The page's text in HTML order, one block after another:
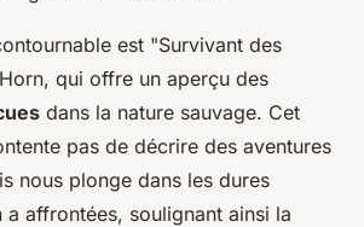
est "Survivant des
qui offre un aperçu des
dans la nature sauvage. Cet
pas de décrire des aventures
nous plonge dans les dures
a affrontées, soulignant ainsi la